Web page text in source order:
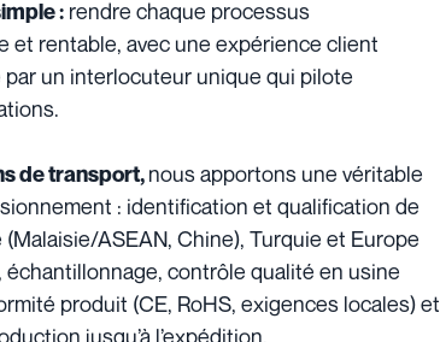
: rendre chaque processus
et rentable, avec une expérience client
un interlocuteur unique qui pilote
de transport,nous apportons une véritable
: identification et qualification de
ASEAN, Chine), Turquie et Europe
échantillonnage, contrôle qualité en usine
produit (CE, RoHS, exigences locales) et
jusqu’à l’expédition.